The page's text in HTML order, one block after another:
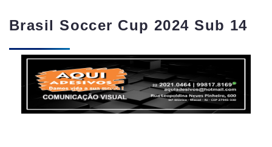
Brasil Soccer Cup 2024 Sub 14